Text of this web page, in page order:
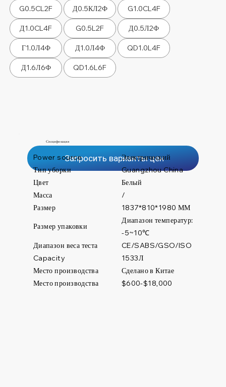
G0.5CL2F Д0.5КЛ2Ф G1.0CL4F
Д1.0CL4F G0.5L2F Д0.5Л2Ф
Г1.0Л4Ф Д1.0Л4Ф QD1.0L4F
Д1.6Л6Ф QD1.6L6F
Запросить варианты цен
Power source
Электрический
Тип уборки
Масса
Цвет Белый
1837*810*1980 ММ
Размер упаковки
Размер
Capacity
Диапазон веса теста CE/SABS/GSO/ISO
Сделано в Китае
Место производства
Место производства
Guangzhou China
/
Диапазон температур:
-5~10℃
1533Л
$600-$18,000
Спецификация